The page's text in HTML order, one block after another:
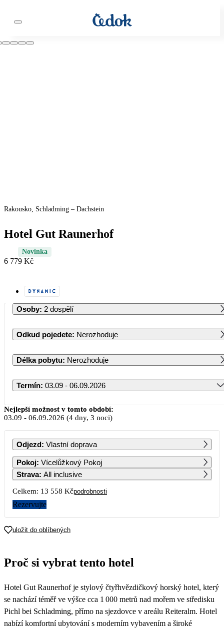
Rakousko, Schladming – Dachstein
Hotel Gut Raunerhof
Novinka
6 779 Kč
Osoby: 2 dospělí
Odkud pojedete: Nerozhoduje
Délka pobytu: Nerozhoduje
Termín: 03.09 - 06.09.2026
Září 2026
PO ÚT ST ČT PÁ SO NE
1 2 3 4 5 6
7 8 9 10 11 12 13
6 779 8 629
21
28 29 30
Nejlepší možnost v tomto období:
03.09 - 06.09.2026 (4 dny, 3 noci)
Odjezd: Vlastní doprava
Pokoj: Vícelůžkový Pokoj
Strava: All inclusive
Celkem: 13 558 Kčpodrobnosti
Rezervujte
uložit do oblíbených
Proč si vybrat tento hotel
Hotel Gut Raunerhof je stylový čtyřhvězdičkový horský hotel, který
se nachází téměř ve výšce cca 1 000 metrů nad mořem ve středisku
Pichl bei Schladming, přímo na sjezdovce v areálu Reiteralm. Hotel
nabízí komfortní ubytování s moderním vybavením a široké